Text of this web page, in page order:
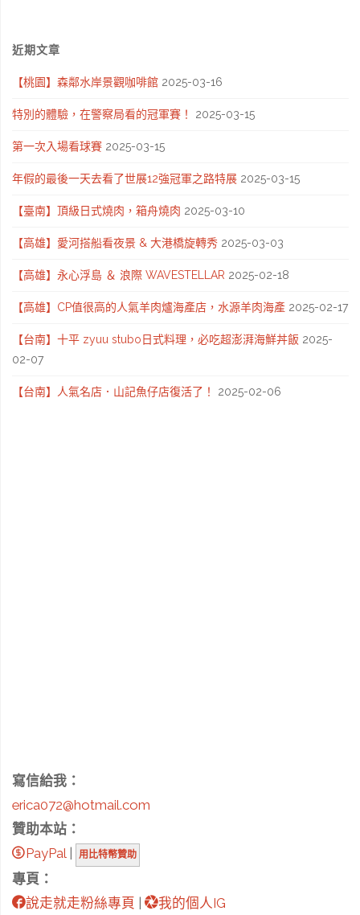
摩
(Stockholm)
一
日
騎
近期文章
【桃園】森鄰水岸景觀咖啡館 2025-03-16
特別的體驗，在警察局看的冠軍賽！ 2025-03-15
第一次入場看球賽 2025-03-15
年假的最後一天去看了世展12強冠軍之路特展 2025-03-15
【臺南】頂級日式燒肉，箱舟燒肉 2025-03-10
【高雄】愛河搭船看夜景 & 大港橋旋轉秀 2025-03-03
【高雄】永心浮島 ＆ 浪際 WAVESTELLAR 2025-02-18
【高雄】CP值很高的人氣羊肉爐海產店，水源羊肉海產 2025-02-17
【台南】十平 zyuu stubo日式料理，必吃超澎湃海鮮丼飯 2025-
02-07
【台南】人氣名店．山記魚仔店復活了！ 2025-02-06
寫信給我：
erica072@hotmail.com
贊助本站：
PayPal | 用比特幣贊助
專頁：
說走就走粉絲專頁 |
我的個人IG